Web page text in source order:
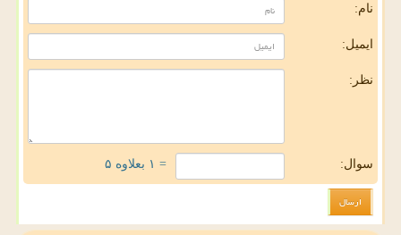
نام:
ایمیل:
نظر:
سوال: = ۱ بعلاوه ۵